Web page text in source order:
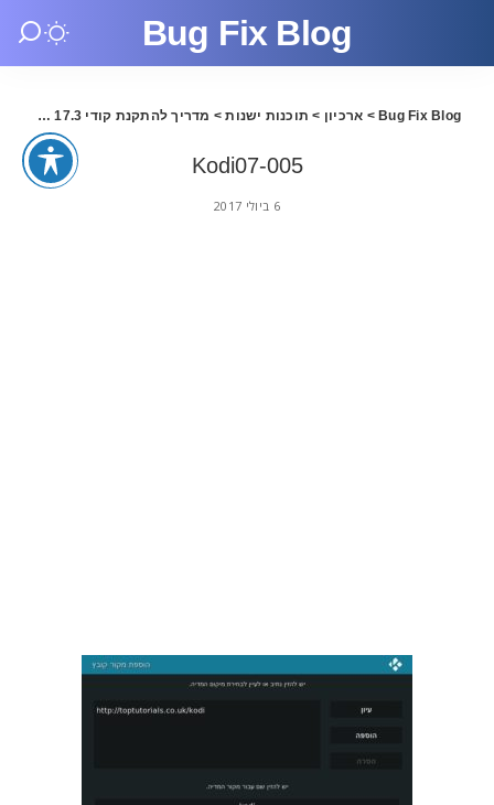
Bug Fix Blog
Bug Fix Blog
> ארכיון > תוכנות ישנות> מדריך להתקנת קודי 17.3 בעברית
Kodi07-005
6 ביולי 2017